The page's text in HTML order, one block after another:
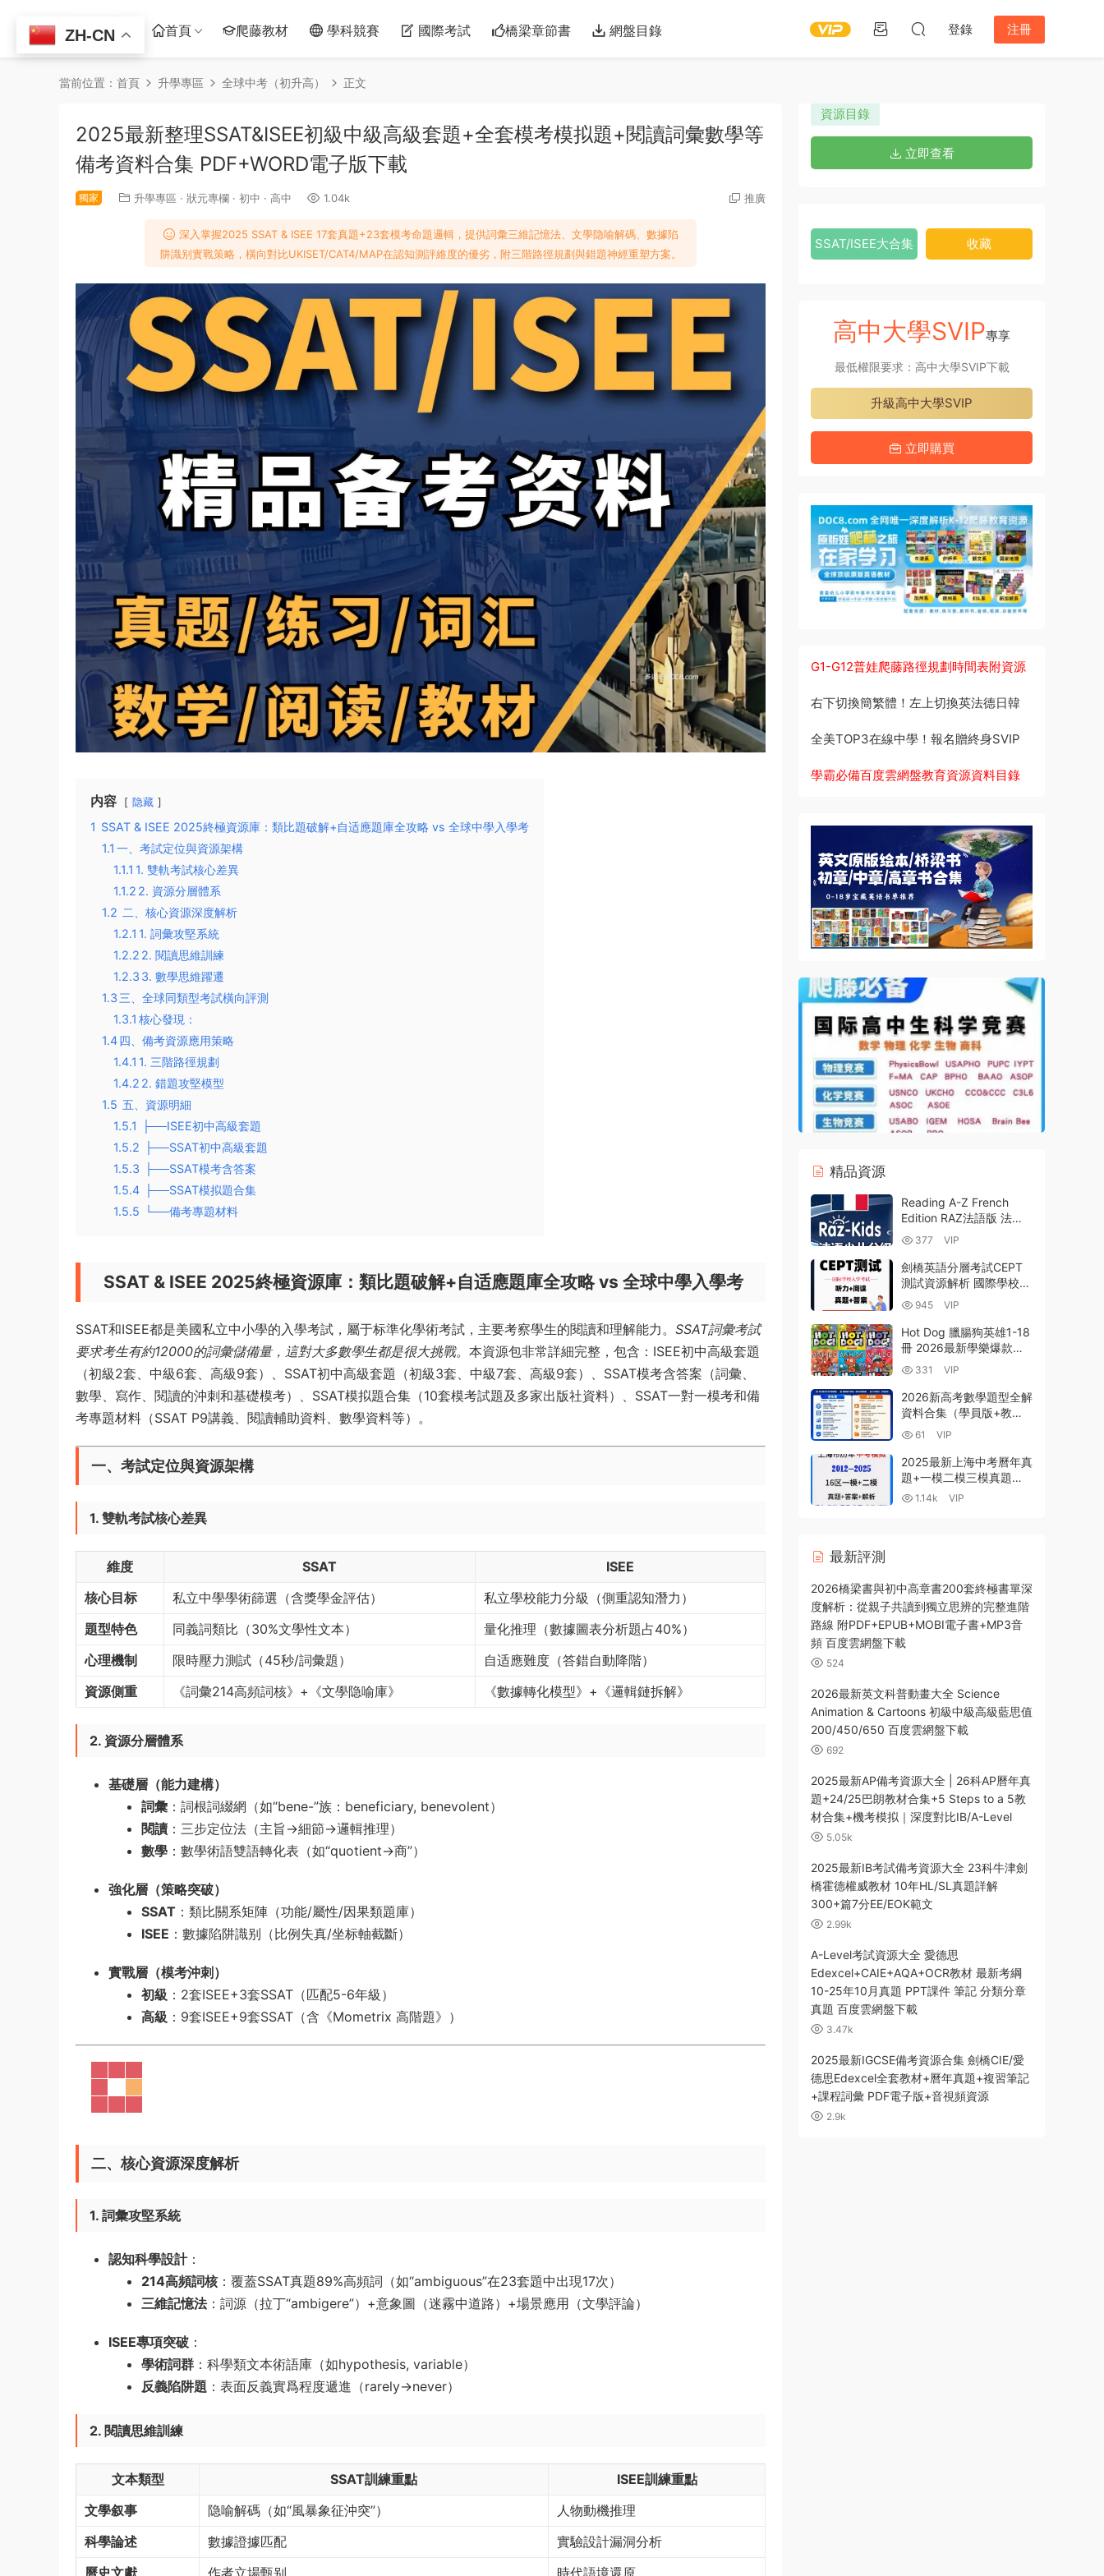
首頁 爬藤教材 學科競賽 國際考試 橋梁章節書 網盤目錄 登錄 注冊
當前位置： 首頁 升學專區 全球中考（初升高） 正文
2025最新整理SSAT&ISEE初級中級高級套題+全套模考模拟題+閱讀詞彙數學等
備考資料合集 PDF+WORD電子版下載
獨家 升學專區 · 狀元專欄 · 初中 · 高中 1.04k 推廣
深入掌握2025 SSAT & ISEE 17套真題+23套模考命題邏輯，提供詞彙三維記憶法、文學隐喻解碼、數據陷
阱識别實戰策略，橫向對比UKISET/CAT4/MAP在認知測評維度的優劣，附三階路徑規劃與錯題神經重塑方案。
内容 隐藏
1 SSAT & ISEE 2025終極資源庫：類比題破解+自适應題庫全攻略 vs 全球中學入學考
1.1 ​一、考試定位與資源架構​
1.1.1 ​1. 雙軌考試核心差異​
1.1.2 ​2. 資源分層體系​
1.2 二、核心資源深度解析​
1.2.1 ​1. 詞彙攻堅系統​
1.2.2 ​2. 閱讀思維訓練​
1.2.3 ​3. 數學思維躍遷​
1.3 ​三、全球同類型考試橫向評測​
1.3.1 ​核心發現​：
1.4​四、備考資源應用策略​
1.4.1 ​1. 三階路徑規劃​
1.4.2 ​2. 錯題攻堅模型​
1.5 五、資源明細
1.5.1
├──ISEE初中高級套題
1.5.2
├──SSAT初中高級套題
1.5.3
├──SSAT模考含答案
1.5.4
├──SSAT模拟題合集
1.5.5
└──備考專題材料
SSAT & ISEE 2025終極資源庫：類比題破解+自适應題庫全攻略 vs 全球中學入學考
SSAT和ISEE都是美國私立中小學的入學考試，屬于标準化學術考試，主要考察學生的閱讀和理解能力。 SSAT詞彙考試
要求考生有約12000的詞彙儲備量，這對大多數學生都是很大挑戰。 本資源包非常詳細完整，包含：ISEE初中高級套題
（初級2套、中級6套、高級9套）、SSAT初中高級套題（初級3套、中級7套、高級9套）、SSAT模考含答案（詞彙、
數學、寫作、閱讀的沖刺和基礎模考）、SSAT模拟題合集（10套模考試題及多家出版社資料）、SSAT一對一模考和備
考專題材料（SSAT P9講義、閱讀輔助資料、數學資料等）。
一、考試定位與資源架構
1. 雙軌考試核心差異
維度 SSAT
ISEE
核心目标
私立中學學術篩選（含獎學金評估）
私立學校能力分級（側重認知潛力）
題型特色
同義詞類比（30%文學性文本）
量化推理（數據圖表分析題占40%）
心理機制
限時壓力測試（45秒/詞彙題）
自适應難度（答錯自動降階）
資源側重
《詞彙214高頻詞核》+《文學隐喻庫》 《數據轉化模型》+《邏輯鏈拆解》
2. 資源分層體系
基礎層（能力建構）​
詞彙 ​：詞根詞綴網（如“bene-”族：beneficiary, benevolent）
閱讀 ​：三步定位法（主旨→細節→邏輯推理）
數學 ​：數學術語雙語轉化表（如“quotient→商”）
強化層（策略突破）​
SSAT ​：類比關系矩陣（功能/屬性/因果類題庫）
ISEE ​：數據陷阱識别（比例失真/坐标軸截斷）
實戰層（模考沖刺）​
初級 ​：2套ISEE+3套SSAT（匹配5-6年級）
高級 ​：9套ISEE+9套SSAT（含《Mometrix 高階題》）
二、核心資源深度解析
1. 詞彙攻堅系統
認知科學設計​：
214高頻詞核​：覆蓋SSAT真題89%高頻詞（如“ambiguous”在23套題中出現17次）
三維記憶法​：詞源（拉丁“ambigere”）+意象圖（迷霧中道路）+場景應用（文學評論）
ISEE專項突破 ​：
學術詞群 ​：科學類文本術語庫（如hypothesis, variable）
反義陷阱題 ​：表面反義實爲程度遞進（rarely→never）
2. 閱讀思維訓練
文本類型 SSAT訓練重點
ISEE訓練重點
文學叙事
隐喻解碼（如“風暴象征沖突”）
人物動機推理
科學論述
數據證據匹配
實驗設計漏洞分析
曆史文獻
作者立場甄别 時代語境還原
資源目錄
立即查看
SSAT/ISEE大合集 收藏
高中大學SVIP專享
最低權限要求：高中大學SVIP下載
升級高中大學SVIP
立即購買
G1-G12普娃爬藤路徑規劃時間表附資源
右下切換簡繁體！左上切換英法德日韓
全美TOP3在線中學！報名贈終身SVIP
學霸必備百度雲網盤教育資源資料目錄
精品資源
Reading A-Z French
Edition RAZ法語版 法語
啓蒙分級閱讀教材AA-Z全
套27級繪本PDF電子版
+MP3音頻 百度雲網盤下
載
377 VIP
劍橋英語分層考試CEPT
測試資源解析 國際學校入
學考試題庫+PDF真題
MP3聽力音頻 網盤下載
945 VIP
Hot Dog 臘腸狗英雄1-18
冊 2026最新學樂爆款英
文初章書 PDF電子版
MP3音頻 百度雲網盤下載
331 VIP
2026新高考數學題型全解
資料合集（學員版+教師
版） 解析版+原卷版全面
深度解析 PDF+WORD電
子版下載
61 VIP
2025最新上海中考曆年真
題+一模二模三模真題及
答案解析+中考數學壓軸
1.14k VIP
最新評測
2026橋梁書與初中高章書200套終極書單深
度解析：從親子共讀到獨立思辨的完整進階
路線 附PDF+EPUB+MOBI電子書+MP3音
頻 百度雲網盤下載
524
2026最新英文科普動畫大全 Science
Animation & Cartoons 初級中級高級藍思值
200/450/650 百度雲網盤下載
692
2025最新AP備考資源大全 | 26科AP曆年真
題+24/25巴朗教材合集+5 Steps to a 5教
材合集+機考模拟｜深度對比IB/A-Level
5.05k
2025最新IB考試備考資源大全 23科牛津劍
橋霍德權威教材 10年HL/SL真題詳解
300+篇7分EE/EOK範文
2.99k
A-Level考試資源大全 愛德思
Edexcel+CAIE+AQA+OCR教材 最新考綱
10-25年10月真題 PPT課件 筆記 分類分章
真題 百度雲網盤下載
3.47k
2025最新IGCSE備考資源合集 劍橋CIE/愛
德思Edexcel全套教材+曆年真題+複習筆記
+課程詞彙 PDF電子版+音視頻資源
2.9k
ZH-CN